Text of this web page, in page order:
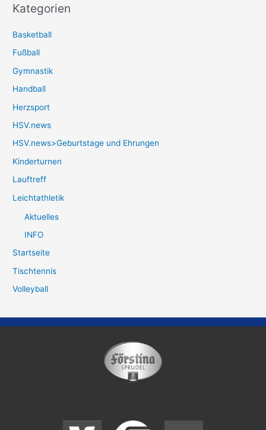
Kategorien
Basketball
Fußball
Gymnastik
Handball
Herzsport
HSV.news
HSV.news>Geburtstage und Ehrungen
Kinderturnen
Lauftreff
Leichtathletik
Aktuelles
INFO
Startseite
Tischtennis
Volleyball